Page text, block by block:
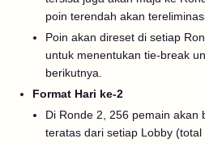
poin terendah akan
Poin akan direset di setiap
untuk menentukan tie-break
berikutnya.
Format Hari ke-2
Di Ronde 2, 256 pemain akan
teratas dari setiap Lobby (total